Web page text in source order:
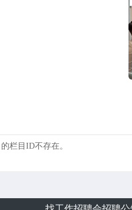
栏目ID不存在。